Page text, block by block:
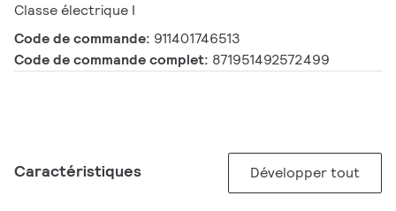
Classe électrique I
Code de commande: 911401746513
Code de commande complet: 871951492572499
Caractéristiques Développer tout